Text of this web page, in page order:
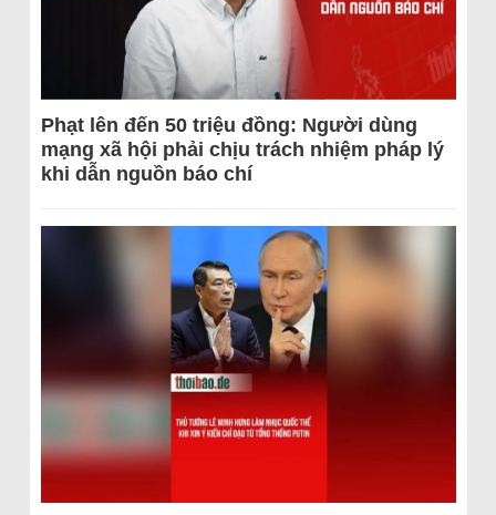
Phạt lên đến 50 triệu đồng: Người dùng
mạng xã hội phải chịu trách nhiệm pháp lý
khi dẫn nguồn báo chí